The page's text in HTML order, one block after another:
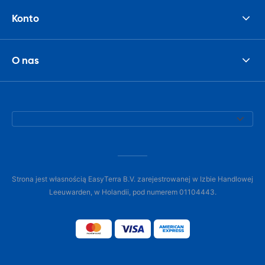
Konto
O nas
Strona jest własnością EasyTerra B.V. zarejestrowanej w Izbie Handlowej
Leeuwarden, w Holandii, pod numerem 01104443.